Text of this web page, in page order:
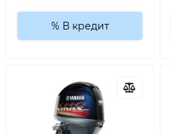
% В кредит